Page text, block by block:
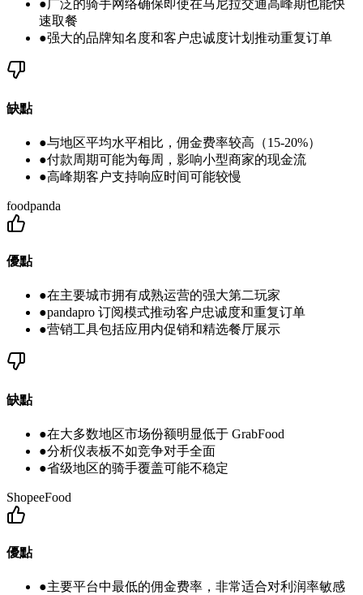
●广泛的骑手网络确保即使在马尼拉交通高峰期也能快
速取餐
●强大的品牌知名度和客户忠诚度计划推动重复订单
缺點
●与地区平均水平相比，佣金费率较高（15-20%）
●付款周期可能为每周，影响小型商家的现金流
●高峰期客户支持响应时间可能较慢
foodpanda
優點
●在主要城市拥有成熟运营的强大第二玩家
●pandapro 订阅模式推动客户忠诚度和重复订单
●营销工具包括应用内促销和精选餐厅展示
缺點
●在大多数地区市场份额明显低于 GrabFood
●分析仪表板不如竞争对手全面
●省级地区的骑手覆盖可能不稳定
ShopeeFood
優點
●主要平台中最低的佣金费率，非常适合对利润率敏感